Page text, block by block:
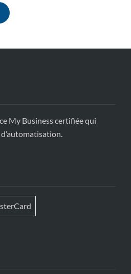
My Business certifiée qui